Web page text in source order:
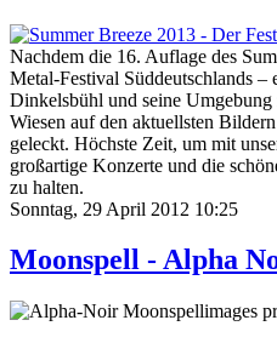
Nachdem die 16. Auflage des
Metal-Festival Süddeutschlands –
Dinkelsbühl und seine
Wiesen auf den aktuellsten
geleckt. Höchste Zeit, um mit
großartige Konzerte und die
zu halten.
Sonntag, 29 April 2012 10:25
Moonspell - Alpha